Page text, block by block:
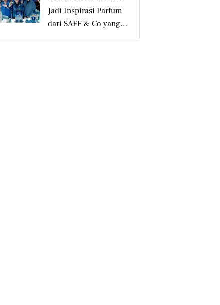
Jadi Inspirasi Parfum
dari SAFF & Co yang
Beraroma Hangat dan